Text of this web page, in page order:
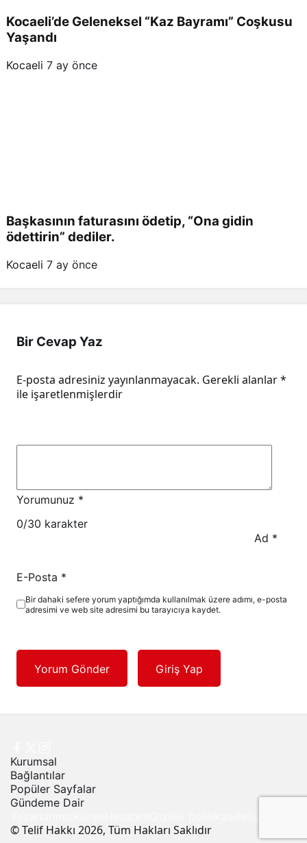
Kocaeli’de Geleneksel “Kaz Bayramı” Coşkusu
Yaşandı
Kocaeli 7 ay önce
Başkasının faturasını ödetip, “Ona gidin
ödettirin” dediler.
Kocaeli 7 ay önce
Bir Cevap Yaz
E-posta adresiniz yayınlanmayacak. Gerekli alanlar*
ile işaretlenmişlerdir
Yorumunuz *
0/30 karakter
Ad *
E-Posta *
Bir dahaki sefere yorum yaptığımda kullanılmak üzere adımı, e-posta
adresimi ve web site adresimi bu tarayıcıya kaydet.
Yorum Gönder Giriş Yap
Kurumsal
Bağlantılar
Popüler Sayfalar
Gündeme Dair
© Telif Hakkı 2026, Tüm Hakları Saklıdır